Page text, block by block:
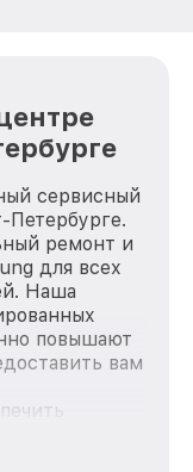
сервисный
Петербурге.
ремонт и
для всех
Наша
повышают
вам
для
Samsung,